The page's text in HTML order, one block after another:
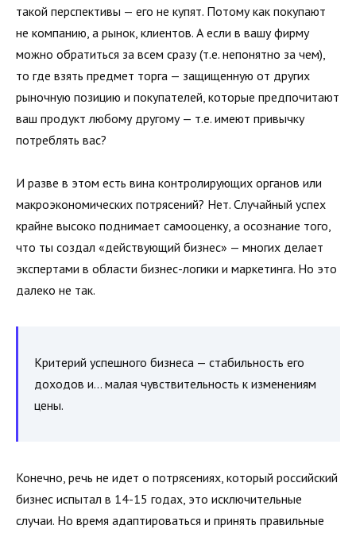
такой перспективы — его не купят. Потому как покупают
не компанию, а рынок, клиентов. А если в вашу фирму
можно обратиться за всем сразу (т.е. непонятно за чем),
то где взять предмет торга — защищенную от других
рыночную позицию и покупателей, которые предпочитают
ваш продукт любому другому — т.е. имеют привычку
потреблять вас?
И разве в этом есть вина контролирующих органов или
макроэкономических потрясений? Нет. Случайный успех
крайне высоко поднимает самооценку, а осознание того,
что ты создал «действующий бизнес» — многих делает
экспертами в области бизнес-логики и маркетинга. Но это
далеко не так.
Критерий успешного бизнеса — стабильность его
доходов и… малая чувствительность к изменениям
цены.
Конечно, речь не идет о потрясениях, который российский
бизнес испытал в 14-15 годах, это исключительные
случаи. Но время адаптироваться и принять правильные